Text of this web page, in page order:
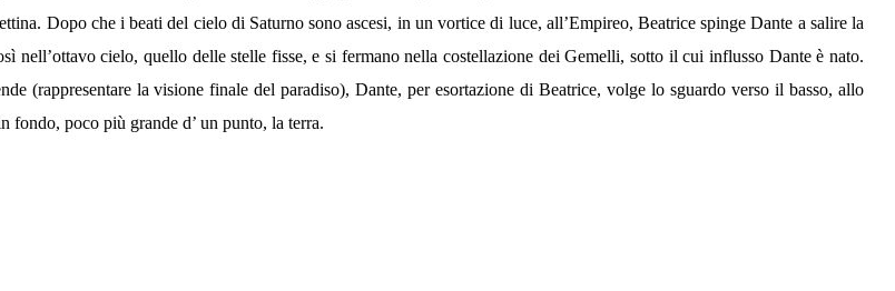
Dopo che i beati del cielo di Saturno sono ascesi, in un vortice di luce, all’Empireo, Beatrice spinge Dante a salire la
nell’ottavo cielo, quello delle stelle fisse, e si fermano nella costellazione dei Gemelli, sotto il cui influsso Dante è nato.
(rappresentare la visione finale del paradiso), Dante, per esortazione di Beatrice, volge lo sguardo verso il basso, allo
poco più grande d’ un punto, la terra.